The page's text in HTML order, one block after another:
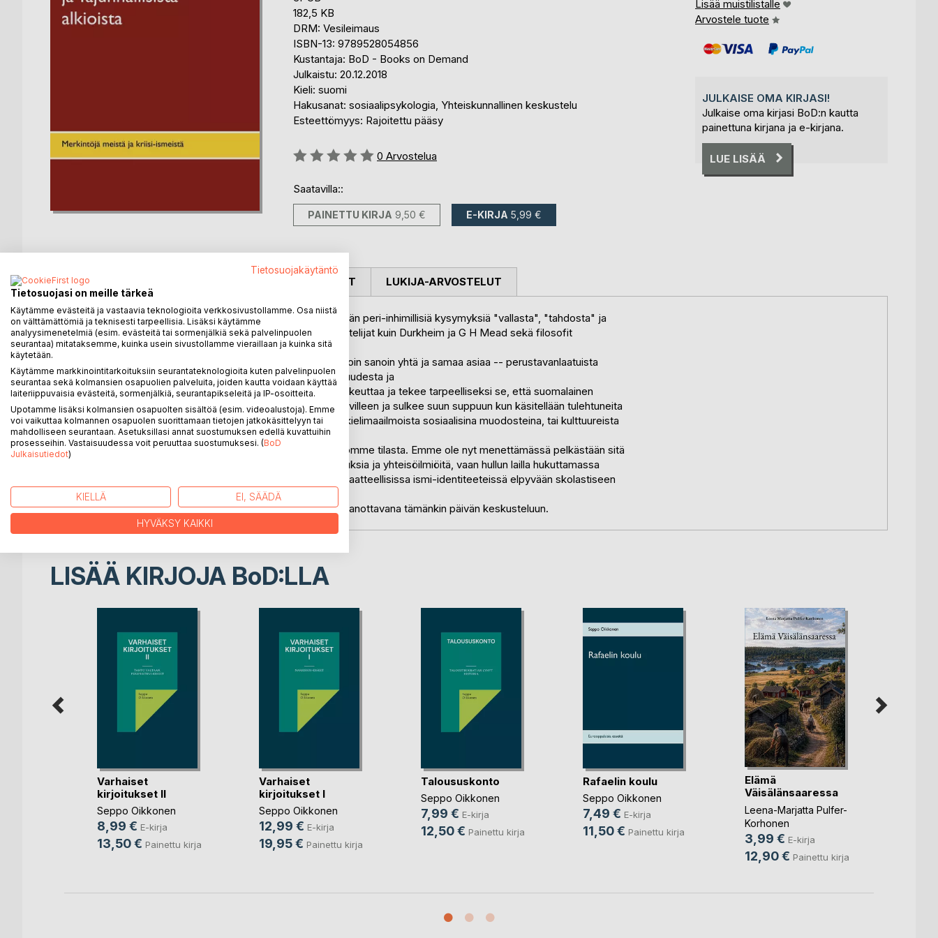
182,5 KB
DRM: Vesileimaus
ISBN-13: 9789528054856
Kustantaja: BoD - Books on Demand
Julkaistu: 20.12.2018
Kieli: suomi
Hakusanat: sosiaalipsykologia, Yhteiskunnallinen keskustelu
Esteettömyys: Rajoitettu pääsy
Arvostelu::
0 Arvostelua
Saatavilla::
PAINETTU KIRJA 9,50 € E-KIRJA 5,99 €
Lisää muistilistalle
Arvostele tuote
JULKAISE OMA KIRJASI!
Julkaise oma kirjasi BoD:n kautta
painettuna kirjana ja e-kirjana.
LUE LISÄÄ
KUVAUS
Näissä viisaustieteellisissä päiväkirjamerkinnöissä käsitellään peri-inhimillisiä kysymyksiä "vallasta", "tahdosta" ja
"tiedosta", ja taustalla vaikuttavat esimerkiksi sellaiset ajattelijat kuin Durkheim ja G H Mead sekä filosofit
Wittgenstein ja Heidegger.
Miltei jokaisessa näistä merkinnöistä toistellaan miltei samoin sanoin yhtä ja samaa asiaa -- perustavanlaatuista
totuutta ihmisen lajityypillisestä olemuksellisesta sosiaalisuudesta ja
kulttuurievoluutiosta sosiaalisena muodosteena. Toiston oikeuttaa ja tekee tarpeelliseksi se, että suomalainen
sivistyneistö nykyisin ummistaa silmänsä, painaa kädet korvilleen ja sulkee suun suppuun kun käsitellään tulehtuneita
yhteiskunnallisia kriisiaiheita ja pitäisi puhua Durkheimista, kielimaailmoista sosiaalisina muodosteina, tai kulttuureista
kovina kognitiivisina tosiasioina.
Meidän pitäisi olla huolissamme ihmistieteidemme ja -tietomme tilasta. Emme ole nyt menettämässä pelkästään sitä
ymmärrystä, joka käsittää yhteisövoimia, yhteisöominaisuuksia ja yhteisöilmiöitä, vaan hullun lailla hukuttamassa
itsemme johonkin täysin päinvastaiseen -- tiedollis-opillis-aatteellisissa ismi-identiteeteissä elpyvään skolastiseen
käsiterealismiin.
Sosiologian ja filosofian klassikoilla saattaisi olla sanansa sanottavana tämänkin päivän keskusteluun.
LEHDISTÖARVOSTELUT LUKIJA-ARVOSTELUT
LISÄÄ KIRJOJA BoD:LLA
Varhaiset
kirjoitukset II
Seppo Oikkonen
8,99 € E-kirja
13,50 € Painettu kirja
Varhaiset
kirjoitukset I
Seppo Oikkonen
12,99 € E-kirja
19,95 € Painettu kirja
Taloususkonto
Seppo Oikkonen
7,99 € E-kirja
12,50 € Painettu kirja
Rafaelin koulu
Seppo Oikkonen
7,49 € E-kirja
11,50 € Painettu kirja
Elämä
Väisälänsaaressa
Leena-Marjatta Pulfer-
Korhonen
3,99 € E-kirja
12,90 € Painettu kirja
Tietosuojakäytäntö
Tietosuojasi on meille tärkeä
Käytämme evästeitä ja vastaavia teknologioita verkkosivustollamme. Osa niistä
on välttämättömiä ja teknisesti tarpeellisia. Lisäksi käytämme
analyysimenetelmiä (esim. evästeitä tai sormenjälkiä sekä palvelinpuolen
seurantaa) mitataksemme, kuinka usein sivustollamme vieraillaan ja kuinka sitä
käytetään.
Käytämme markkinointitarkoituksiin seurantateknologioita kuten palvelinpuolen
seurantaa sekä kolmansien osapuolien palveluita, joiden kautta voidaan käyttää
laiteriippuvaisia evästeitä, sormenjälkiä, seurantapikseleitä ja IP-osoitteita.
Upotamme lisäksi kolmansien osapuolten sisältöä (esim. videoalustoja). Emme
voi vaikuttaa kolmannen osapuolen suorittamaan tietojen jatkokäsittelyyn tai
mahdolliseen seurantaan. Asetuksillasi annat suostumuksen edellä kuvattuihin
prosesseihin. Vastaisuudessa voit peruuttaa suostumuksesi. (BoD
Julkaisutiedot)
KIELLÄ EI, SÄÄDÄ
HYVÄKSY KAIKKI